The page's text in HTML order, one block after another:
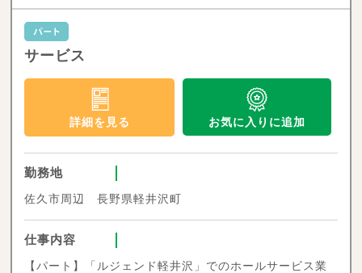
サービス
詳細を見る お気に入りに追加
勤務地
佐久市周辺 長野県軽井沢町
仕事内容
【パート】「ルジェンド軽井沢」でのホールサービス業